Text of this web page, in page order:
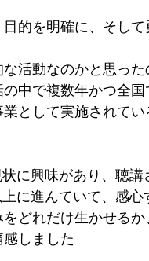
目的を明確に、そし
活動なのかと思っ
中で複数年かつ全
として実施されて
に興味があり、聴講
に進んていて、感心
どれだけ生かせる
しました